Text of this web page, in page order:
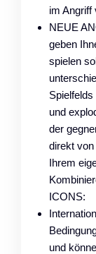
im Angriff
NEUE
geben
spielen
und
der
direkt
Ihrem
ICONS:
und